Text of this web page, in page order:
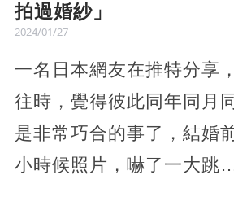
拍過婚紗」
2024/01/27
一名日本網友在推特分享
往時，覺得彼此同年同月
是非常巧合的事了，結婚
小時候照片，嚇了一大跳